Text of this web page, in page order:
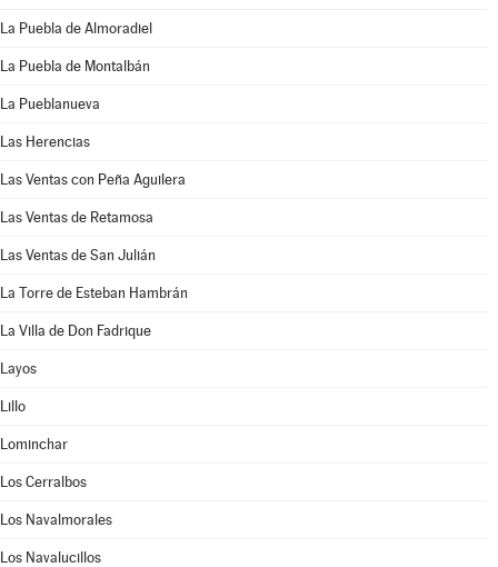
La Puebla de Almoradiel
La Puebla de Montalbán
La Pueblanueva
Las Herencias
Las Ventas con Peña Aguilera
Las Ventas de Retamosa
Las Ventas de San Julián
La Torre de Esteban Hambrán
La Villa de Don Fadrique
Layos
Lillo
Lominchar
Los Cerralbos
Los Navalmorales
Los Navalucillos